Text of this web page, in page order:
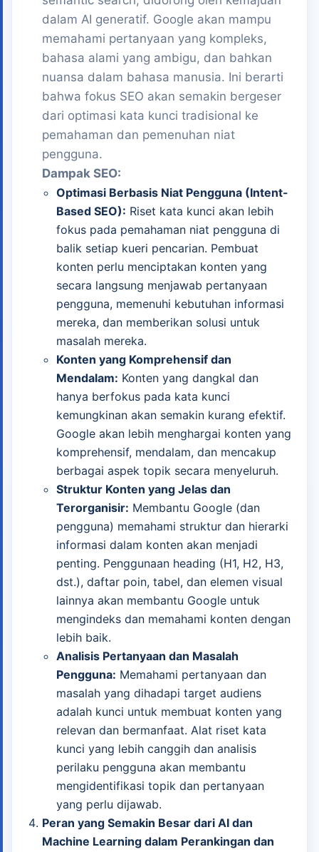
dalam AI generatif. Google akan mampu
memahami pertanyaan yang kompleks,
bahasa alami yang ambigu, dan bahkan
nuansa dalam bahasa manusia. Ini berarti
bahwa fokus SEO akan semakin bergeser
dari optimasi kata kunci tradisional ke
pemahaman dan pemenuhan niat
pengguna.
Dampak SEO:
Optimasi Berbasis Niat Pengguna (Intent-
Based SEO): Riset kata kunci akan lebih
fokus pada pemahaman niat pengguna di
balik setiap kueri pencarian. Pembuat
konten perlu menciptakan konten yang
secara langsung menjawab pertanyaan
pengguna, memenuhi kebutuhan informasi
mereka, dan memberikan solusi untuk
masalah mereka.
Konten yang Komprehensif dan
Mendalam: Konten yang dangkal dan
hanya berfokus pada kata kunci
kemungkinan akan semakin kurang efektif.
Google akan lebih menghargai konten yang
komprehensif, mendalam, dan mencakup
berbagai aspek topik secara menyeluruh.
Struktur Konten yang Jelas dan
Terorganisir: Membantu Google (dan
pengguna) memahami struktur dan hierarki
informasi dalam konten akan menjadi
penting. Penggunaan heading (H1, H2, H3,
dst.), daftar poin, tabel, dan elemen visual
lainnya akan membantu Google untuk
mengindeks dan memahami konten dengan
lebih baik.
Analisis Pertanyaan dan Masalah
Pengguna: Memahami pertanyaan dan
masalah yang dihadapi target audiens
adalah kunci untuk membuat konten yang
relevan dan bermanfaat. Alat riset kata
kunci yang lebih canggih dan analisis
perilaku pengguna akan membantu
mengidentifikasi topik dan pertanyaan
yang perlu dijawab.
Peran yang Semakin Besar dari AI dan
Machine Learning dalam Perankingan dan